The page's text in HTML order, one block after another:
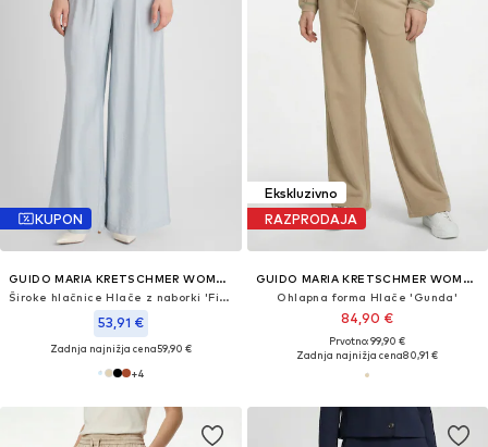
KUPON
GUIDO MARIA KRETSCHMER WOMEN
Široke hlačnice Hlače z naborki 'Finja'
53,91 €
Zadnja najnižja cena59,90 €
+4
Ekskluzivno
RAZPRODAJA
GUIDO MARIA KRETSCHMER WOMEN
Ohlapna forma Hlače 'Gunda'
84,90 €
Prvotno: 99,90 €
Zadnja najnižja cena80,91 €